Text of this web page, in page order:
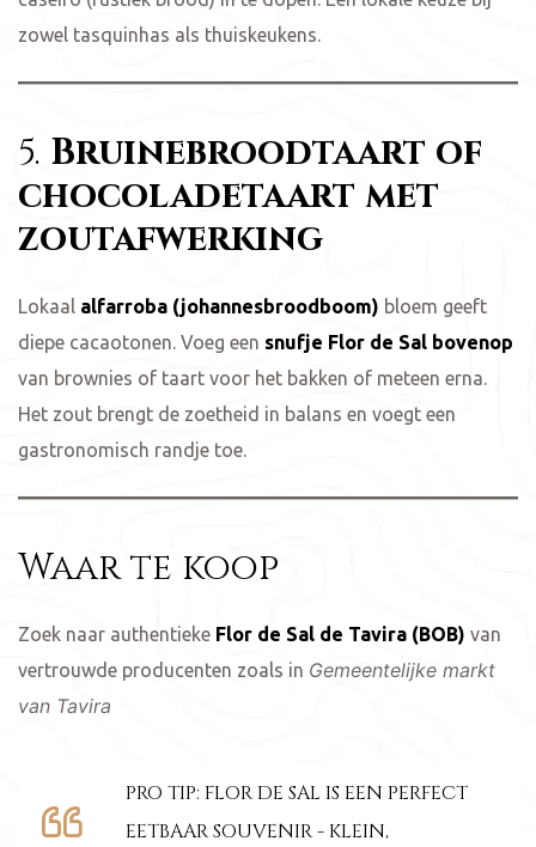
zowel tasquinhas als thuiskeukens.
5. Bruinebroodtaart of
chocoladetaart met
zoutafwerking
Lokaal alfarroba (johannesbroodboom) bloem geeft
diepe cacaotonen. Voeg een snufje Flor de Sal bovenop
van brownies of taart voor het bakken of meteen erna.
Het zout brengt de zoetheid in balans en voegt een
gastronomisch randje toe.
Waar te koop
Zoek naar authentieke Flor de Sal de Tavira (BOB) van
vertrouwde producenten zoals in Gemeentelijke markt
van Tavira
PRO TIP: FLOR DE SAL IS EEN PERFECT
EETBAAR SOUVENIR - KLEIN,